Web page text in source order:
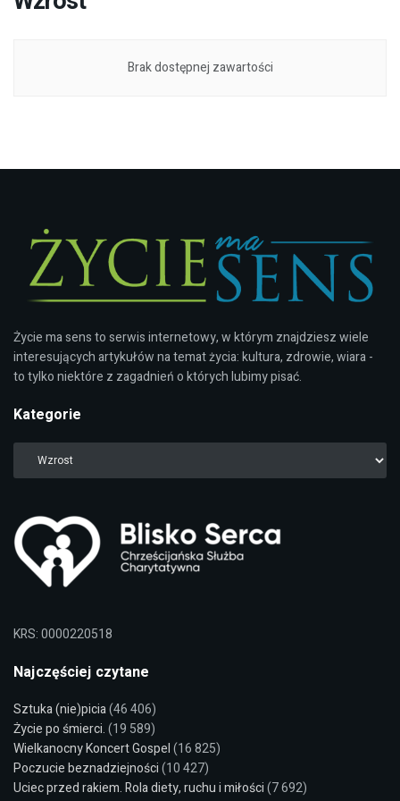
Brak dostępnej zawartości
Życie ma sens to serwis internetowy, w którym znajdziesz wiele
interesujących artykułów na temat życia: kultura, zdrowie, wiara -
to tylko niektóre z zagadnień o których lubimy pisać.
Kategorie
KRS: 0000220518
Najczęściej czytane
Sztuka (nie)picia(46 406)
Życie po śmierci.(19 589)
Wielkanocny Koncert Gospel(16 825)
Poczucie beznadziejności(10 427)
Uciec przed rakiem. Rola diety, ruchu i miłości(7 692)